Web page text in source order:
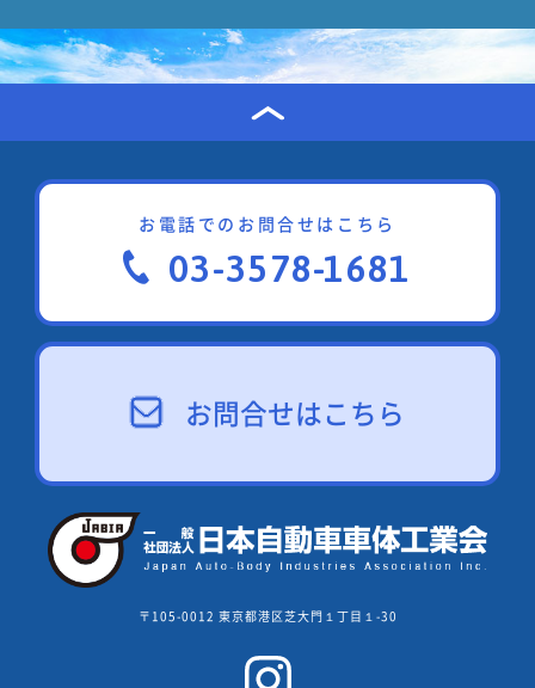
お電話でのお問合せはこちら
03-3578-1681
お問合せはこちら
〒105-0012 東京都港区芝大門１丁目１-30